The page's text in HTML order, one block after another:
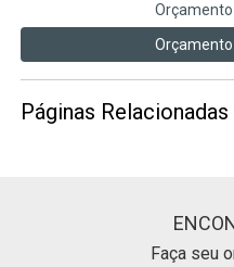
Páginas Relacionadas
Faça seu